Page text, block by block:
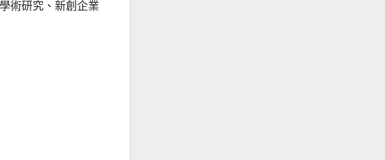
術研究、新創企業